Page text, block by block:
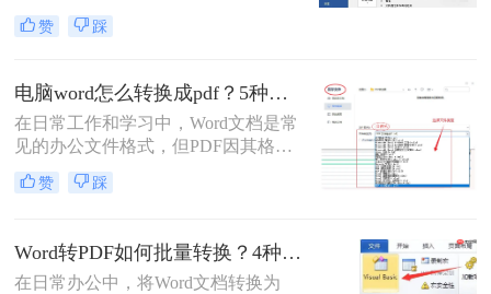
多用户都遇到过这样的困扰：明明在
Word里排版整齐的文档，转成PDF后
偏、页码丢失等问题。尤其是在提交
重要报告、学术论文或投标文件时，
排版错位不仅影响美观，更可能让专
业形象大打折扣。那么word转pdf排版
错位怎么办？本文结合多年办公实战
经验，整理出5种经过验证的有效方
赞 踩
电脑word怎么转换成pdf？5种详细方法全解析！
在日常工作和学习中，Word文档是常
见的办公文件格式，但PDF因其格式
固定、兼容性好、安全性高等特点，
成为跨平台共享和打印的首选。那么
为PDF的方法，帮助您根据需求选择
最合适的方案。
赞 踩
Word转PDF如何批量转换？4种高效方法详解！
在日常办公中，将Word文档转换为